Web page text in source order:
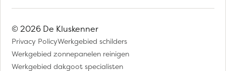
© 2026 De Kluskenner
Privacy PolicyWerkgebied schilders
Werkgebied zonnepanelen reinigen
Werkgebied dakgoot specialisten